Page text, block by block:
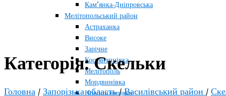
Кам’янка-Дніпровська
Мелітопольський район
Астраханка
Високе
Зарічне
Костянтинівка
Мелітополь
Мордвинівка
Новопилипівка
Категорія:Скельки
Головна / Запорізька область/ Василівський район /